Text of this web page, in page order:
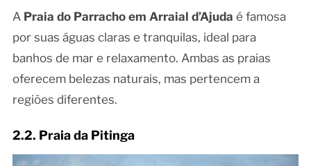
A Praia do Parracho em Arraial d’Ajuda é famosa
por suas águas claras e tranquilas, ideal para
banhos de mar e relaxamento. Ambas as praias
oferecem belezas naturais, mas pertencem a
regiões diferentes.
2.2. Praia da Pitinga